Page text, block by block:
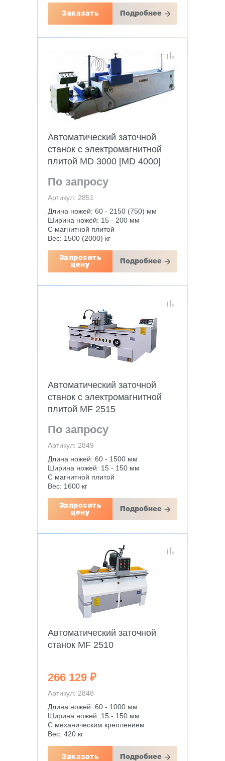
Заказать Подробнее
Автоматический заточной
станок c электромагнитной
плитой MD 3000 [MD 4000]
По запросу
Артикул: 2851
Длина ножей: 60 - 2150 (750) мм
Ширина ножей: 15 - 200 мм
С магнитной плитой
Вес: 1500 (2000) кг
Запросить
цену
Подробнее
Автоматический заточной
станок c электромагнитной
плитой MF 2515
По запросу
Артикул: 2849
Длина ножей: 60 - 1500 мм
Ширина ножей: 15 - 150 мм
С магнитной плитой
Вес: 1600 кг
Запросить
цену
Подробнее
Автоматический заточной
станок MF 2510
266 129 ₽
Артикул: 2848
Длина ножей: 60 - 1000 мм
Ширина ножей: 15 - 150 мм
С механическим креплением
Вес: 420 кг
Заказать Подробнее